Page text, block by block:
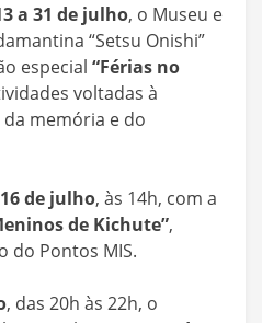
a 31 de julho, o Museu e
“Setsu Onishi”
especial “Férias no
voltadas à
memória e do
16 de julho, às 14h, com a
de Kichute”,
do Pontos MIS.
, das 20h às 22h, o